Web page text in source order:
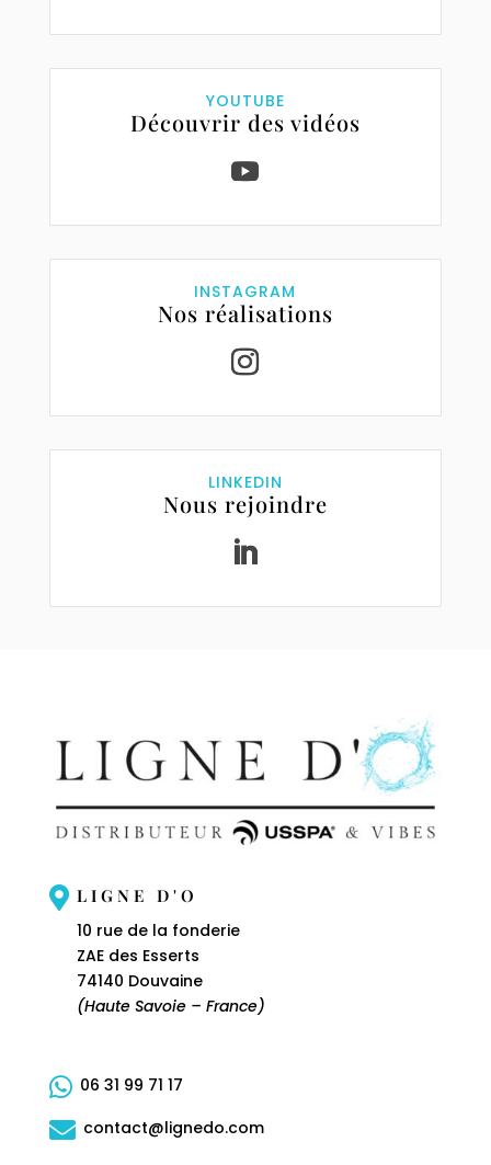
YOUTUBE
Découvrir des vidéos
INSTAGRAM
Nos réalisations
LINKEDIN
Nous rejoindre
 LIGNE D'O
10 rue de la fonderie
ZAE des Esserts
74140 Douvaine
(Haute Savoie – France)
 06 31 99 71 17
 contact@lignedo.com